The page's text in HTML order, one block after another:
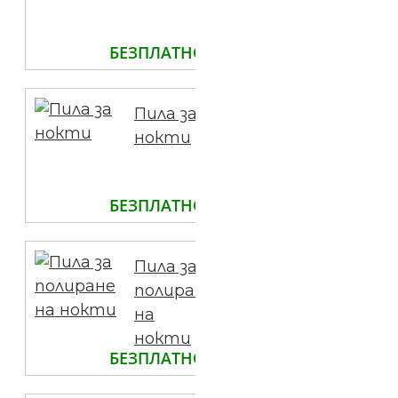
БЕЗПЛАТНО
Пила за
нокти
БЕЗПЛАТНО
Пила за
полиране
на
нокти
БЕЗПЛАТНО